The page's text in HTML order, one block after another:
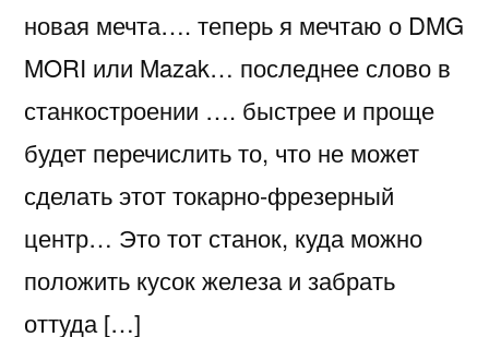
новая мечта…. теперь я мечтаю о DMG
MORI или Mazak… последнее слово в
станкостроении …. быстрее и проще
будет перечислить то, что не может
сделать этот токарно-фрезерный
центр… Это тот станок, куда можно
положить кусок железа и забрать
оттуда […]